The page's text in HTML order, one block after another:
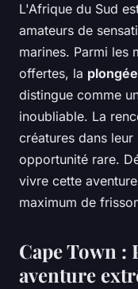
L'Afrique du Sud
amateurs de
marines. Parmi les
offertes, la
distingue comme
inoubliable. La
créatures dans
opportunité rare.
vivre cette
maximum de
Cape Town :
aventure